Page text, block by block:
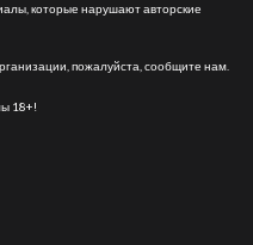
которые нарушают авторские
пожалуйста, сообщите нам.
18+!